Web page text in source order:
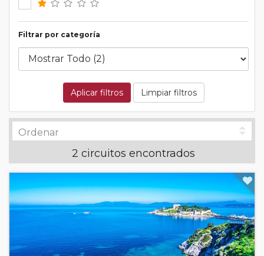
Filtrar por categoría
Aplicar filtros Limpiar filtros
2 circuitos encontrados